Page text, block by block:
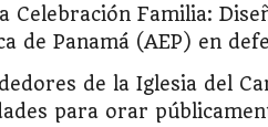
Celebración Familia:
de Panamá (AEP) en
de la Iglesia del
para orar